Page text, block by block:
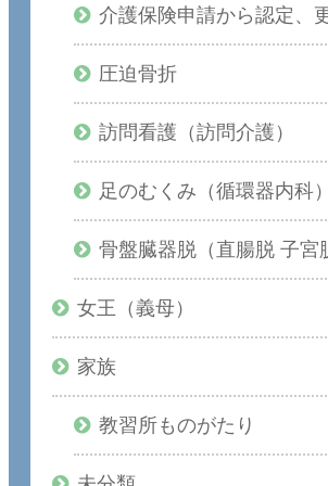
介護保険申請から認定、
圧迫骨折
訪問看護（訪問介護）
足のむくみ（循環器内科）
骨盤臓器脱（直腸脱 子宮
女王（義母）
家族
教習所ものがたり